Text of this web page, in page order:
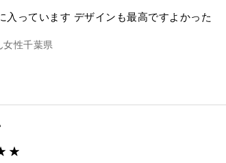
入っています デザインも最高ですよかった
女性千葉県